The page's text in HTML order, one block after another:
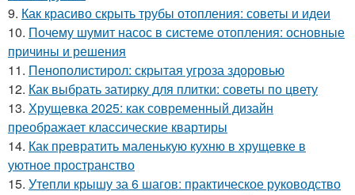
9. Как красиво скрыть трубы отопления: советы и идеи
10. Почему шумит насос в системе отопления: основные
причины и решения
11. Пенополистирол: скрытая угроза здоровью
12. Как выбрать затирку для плитки: советы по цвету
13. Хрущевка 2025: как современный дизайн
преображает классические квартиры
14. Как превратить маленькую кухню в хрущевке в
уютное пространство
15. Утепли крышу за 6 шагов: практическое руководство